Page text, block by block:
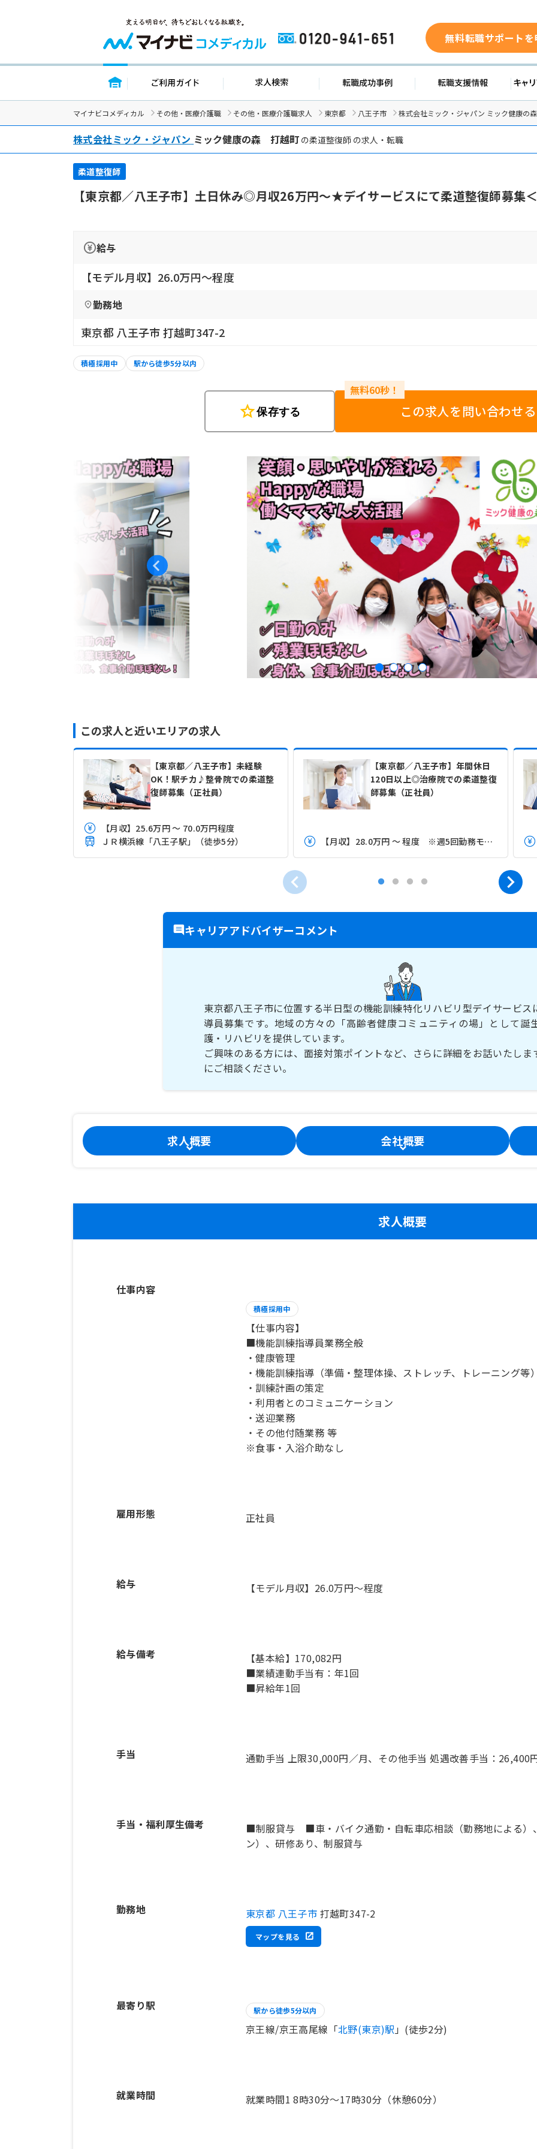
0120-941-651 無料転職サポート
トップページ ご利用ガイド 求人検索 転職成功事例 転職支援
マイナビコメディカル その他・医療介護職 その他・医療介護職求人 東京都 八王子市 株式会社ミック・ジャパン ミック健康の
株式会社ミック・ジャパン ミック健康の森 打越町 の柔道整復師 の求人・転職
柔道整復師
【東京都／八王子市】土日休み◎月収26万円～★デイサービスにて柔道整復師募集
給与
【モデル月収】26.0万円〜程度
勤務地
東京都 八王子市 打越町347-2
積極採用中 駅から徒歩5分以内
star保存する この求人を問い合わせる
この求人と近いエリアの求人
【東京都／八王子市】未経験
OK！駅チカ♪整骨院での柔道整
復師募集（正社員）
【月収】25.6万円 ～ 70.0万円程度
ＪＲ横浜線「八王子駅」（徒歩5分）
【東京都／八王子市】年間休日
120日以上◎治療院での柔道整復
師募集（正社員）
【月収】28.0万円 ～ 程度 ※週5回勤務モデル
キャリアアドバイザーコメント
東京都八王子市に位置する半日型の機能訓練特化リハビリ型デイサービス
導員募集です。地域の方々の「高齢者健康コミュニティの場」として誕
護・リハビリを提供しています。
ご興味のある方には、面接対策ポイントなど、さらに詳細をお話いたしま
にご相談ください。
求人概要 会社概要
求人概要
仕事内容
積極採用中
【仕事内容】
■機能訓練指導員業務全般
・健康管理
・機能訓練指導（準備・整理体操、ストレッチ、トレーニング等
・訓練計画の策定
・利用者とのコミュニケーション
・送迎業務
・その他付随業務 等
※食事・入浴介助なし
雇用形態 正社員
給与 【モデル月収】26.0万円〜程度
給与備考
【基本給】170,082円
■業績連動手当有：年1回
手当 通勤手当 上限30,000円／月、その他手当 処遇改善手当：26,400
手当・福利厚生備考
■制服貸与 ■車・バイク通勤・自転車応相談（勤務地による）
ン）、研修あり、制服貸与
勤務地 東京都 八王子市 打越町347-2
マップを見る
最寄り駅 駅から徒歩5分以内
京王線/京王高尾線「北野(東京)駅 」(徒歩2分)
就業時間 就業時間1 8時30分〜17時30分（休憩60分）